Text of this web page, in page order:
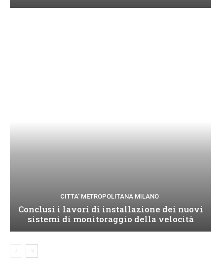
CITTA' METROPOLITANA MILANO
Conclusi i lavori di installazione dei nuovi
sistemi di monitoraggio della velocità